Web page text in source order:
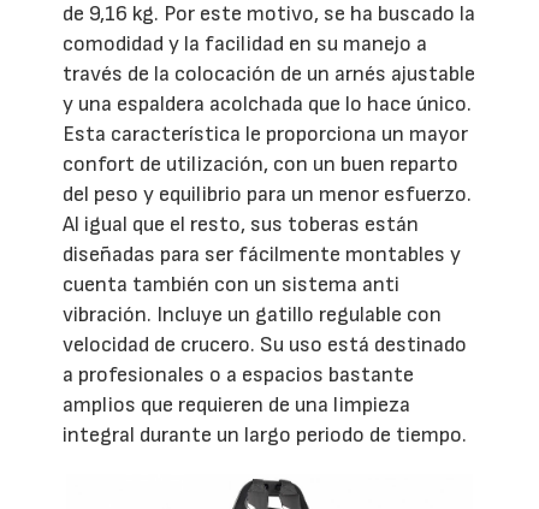
de 9,16 kg. Por este motivo, se ha buscado la
comodidad y la facilidad en su manejo a
través de la colocación de un arnés ajustable
y una espaldera acolchada que lo hace único.
Esta característica le proporciona un mayor
confort de utilización, con un buen reparto
del peso y equilibrio para un menor esfuerzo.
Al igual que el resto, sus toberas están
diseñadas para ser fácilmente montables y
cuenta también con un sistema anti
vibración. Incluye un gatillo regulable con
velocidad de crucero. Su uso está destinado
a profesionales o a espacios bastante
amplios que requieren de una limpieza
integral durante un largo periodo de tiempo.